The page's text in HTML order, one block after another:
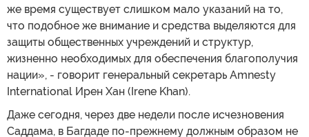
же время существует слишком мало указаний на то,
что подобное же внимание и средства выделяются для
защиты общественных учреждений и структур,
жизненно необходимых для обеспечения благополучия
нации», - говорит генеральный секретарь Amnesty
International Ирен Хан (Irene Khan).
Даже сегодня, через две недели после исчезновения
Саддама, в Багдаде по-прежнему должным образом не